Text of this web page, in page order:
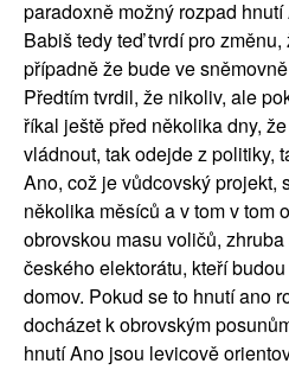
paradoxně možný rozpad
Babiš tedy teď tvrdí pro
případně že bude ve
Předtím tvrdil, že nikoliv, ale
říkal ještě před několika dny,
vládnout, tak odejde z politiky,
Ano, což je vůdcovský projekt,
několika měsíců a v tom v tom
obrovskou masu voličů,
českého elektorátu, kteří
domov. Pokud se to hnutí ano
docházet k obrovským
hnutí Ano jsou levicově